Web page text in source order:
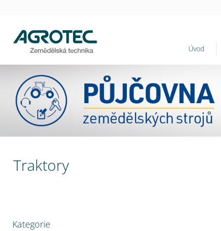
Úvod
Traktory
Kategorie